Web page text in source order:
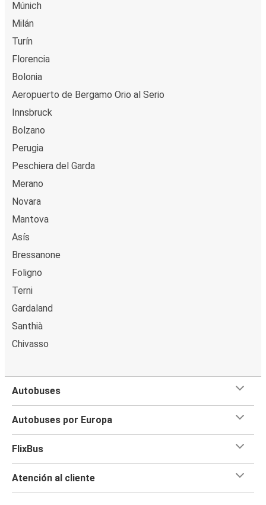
Múnich
Milán
Turín
Florencia
Bolonia
Aeropuerto de Bergamo Orio al Serio
Innsbruck
Bolzano
Perugia
Peschiera del Garda
Merano
Novara
Mantova
Asís
Bressanone
Foligno
Terni
Gardaland
Santhià
Chivasso
Autobuses
Autobuses por Europa
FlixBus
Atención al cliente